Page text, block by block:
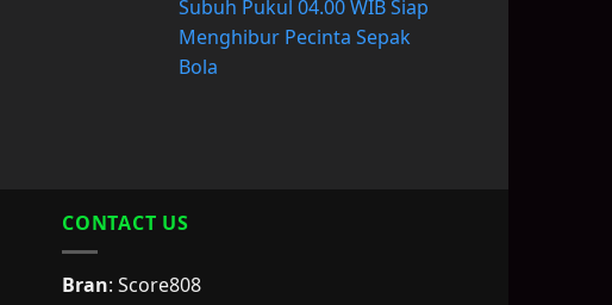
Subuh Pukul 04.00 WIB Siap
Menghibur Pecinta Sepak
Bola
CONTACT US
Bran: Score808